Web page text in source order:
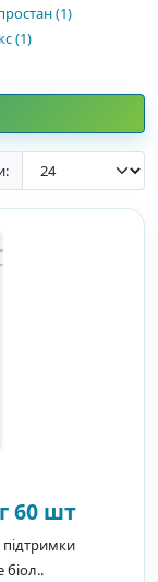
(1)
(1)
60 шт
біол..